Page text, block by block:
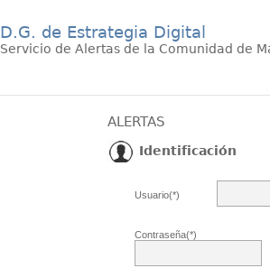
D.G. de Estrategia Digital
Servicio de Alertas de la Comunidad de
ALERTAS
Identificación
Usuario(*)
Contraseña(*)